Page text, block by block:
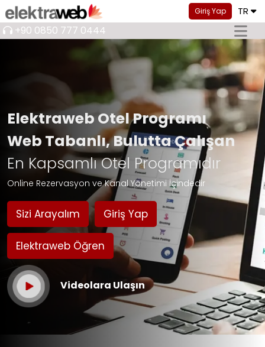
Giriş Yap TR
+90 0850 777 0444
Elektraweb Otel Programı
Web Tabanlı, Bulutta Çalışan
En Kapsamlı Otel Programıdır
Online Rezervasyon ve Kanal Yönetimi İçindedir
Sizi Arayalım Giriş Yap
Elektraweb Öğren
Videolara Ulaşın